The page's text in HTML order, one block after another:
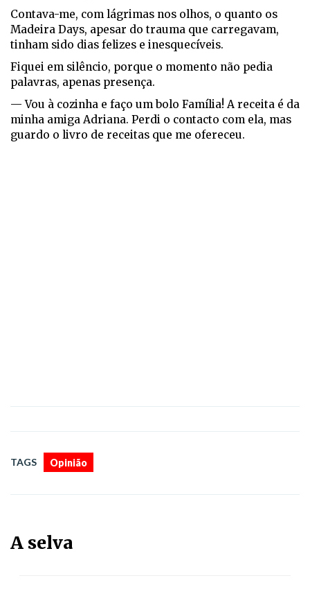
Contava-me, com lágrimas nos olhos, o quanto os
Madeira Days, apesar do trauma que carregavam,
tinham sido dias felizes e inesquecíveis.
Fiquei em silêncio, porque o momento não pedia
palavras, apenas presença.
— Vou à cozinha e faço um bolo Família! A receita é da
minha amiga Adriana. Perdi o contacto com ela, mas
guardo o livro de receitas que me ofereceu.
TAGS Opinião
A selva